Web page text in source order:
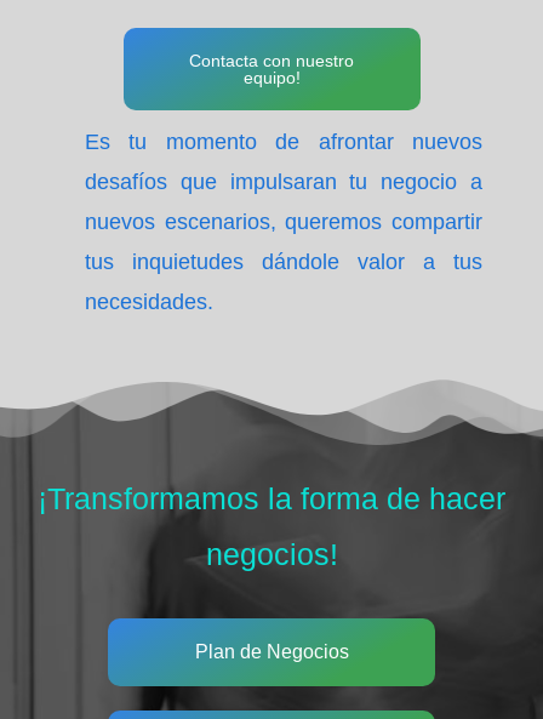
Contacta con nuestro
equipo!
Es tu momento de afrontar nuevos
desafíos que impulsaran tu negocio a
nuevos escenarios, queremos compartir
tus inquietudes dándole valor a tus
necesidades.
¡Transformamos la forma de hacer
negocios!
Plan de Negocios